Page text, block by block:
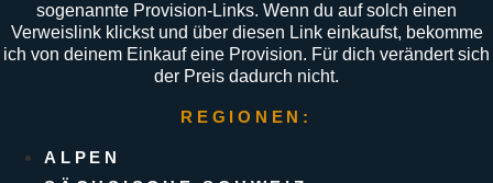
sogenannte Provision-Links. Wenn du auf solch einen
Verweislink klickst und über diesen Link einkaufst, bekomme
ich von deinem Einkauf eine Provision. Für dich verändert sich
der Preis dadurch nicht.
REGIONEN:
ALPEN